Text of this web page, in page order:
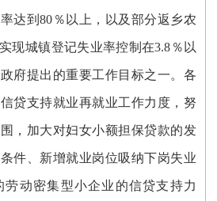
达到80％以上，以及部分返乡农
现城镇登记失业率控制在3.8％以
府提出的重要工作目标之一。各
贷支持就业再就业工作力度，努
，加大对妇女小额担保贷款的发
件、新增就业岗位吸纳下岗失业
劳动密集型小企业的信贷支持力